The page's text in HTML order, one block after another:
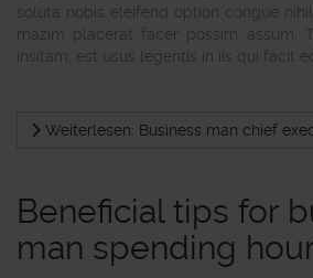
soluta nobis eleifend option congue
mazim placerat facer possim assum.
insitam; est usus legentis in iis qui facit
Weiterlesen: Business man chief
Beneficial tips for
man spending